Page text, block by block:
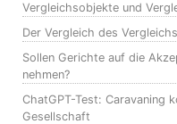
Vergleichsobjekte und
Der Vergleich des
Sollen Gerichte auf die
nehmen?
ChatGPT-Test: Caravaning
Gesellschaft